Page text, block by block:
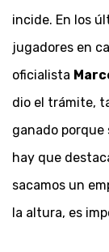
incide. En los
jugadores en
oficialista
dio el trámite,
ganado porque
hay que
sacamos un
la altura, es